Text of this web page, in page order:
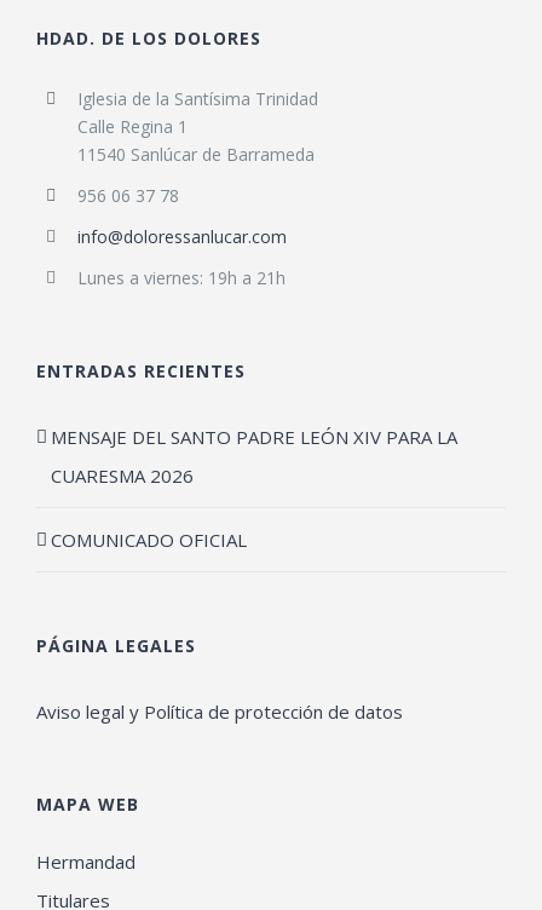
HDAD. DE LOS DOLORES
Iglesia de la Santísima Trinidad
Calle Regina 1
11540 Sanlúcar de Barrameda
956 06 37 78
info@doloressanlucar.com
Lunes a viernes: 19h a 21h
ENTRADAS RECIENTES
MENSAJE DEL SANTO PADRE LEÓN XIV PARA LA
CUARESMA 2026
COMUNICADO OFICIAL
PÁGINA LEGALES
Aviso legal y Política de protección de datos
MAPA WEB
Hermandad
Titulares